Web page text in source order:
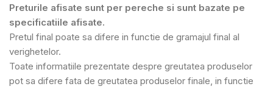
Preturile afisate sunt per pereche si sunt bazate pe
specificatiile afisate.
Pretul final poate sa difere in functie de gramajul final al
verighetelor.
Toate informatiile prezentate despre greutatea produselor
pot sa difere fata de greutatea produselor finale, in functie